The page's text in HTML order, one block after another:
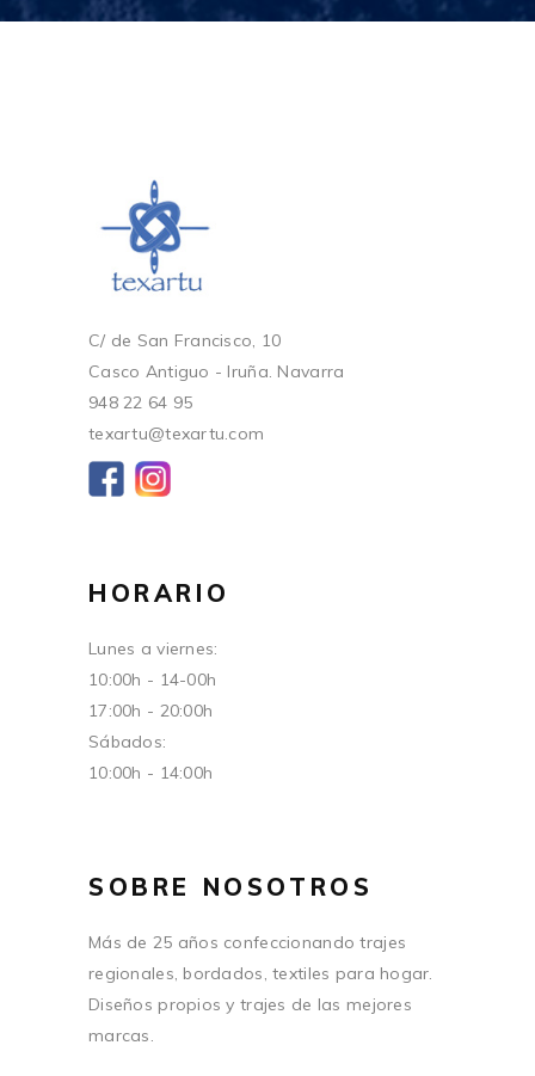
C/ de San Francisco, 10
Casco Antiguo - Iruña. Navarra
948 22 64 95
texartu@texartu.com
HORARIO
Lunes a viernes:
10:00h - 14-00h
17:00h - 20:00h
Sábados:
10:00h - 14:00h
SOBRE NOSOTROS
Más de 25 años confeccionando trajes
regionales, bordados, textiles para hogar.
Diseños propios y trajes de las mejores
marcas.